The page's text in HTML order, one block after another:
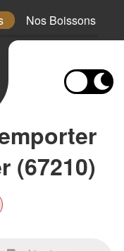
Nos Boissons
(67210)